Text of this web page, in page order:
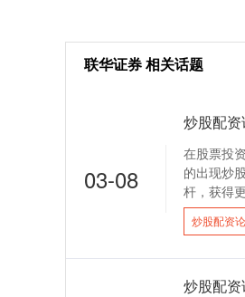
联华证券 相关话题
03-08
炒股配
在股票投
的出现炒
杆，获得
炒股配资
炒股配